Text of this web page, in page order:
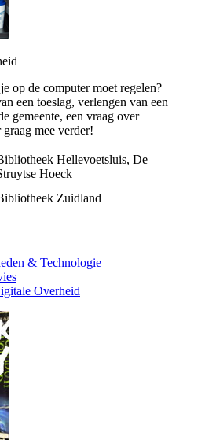
op de computer moet regelen?
een toeslag, verlengen van een
gemeente, een vraag over
mee verder!
Hellevoetsluis, De
Hoeck
Zuidland
& Technologie
Overheid